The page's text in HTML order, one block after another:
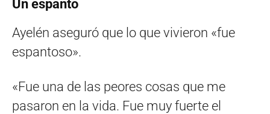
Un espanto
Ayelén aseguró que lo que vivieron «fue
espantoso».
«Fue una de las peores cosas que me
pasaron en la vida. Fue muy fuerte el